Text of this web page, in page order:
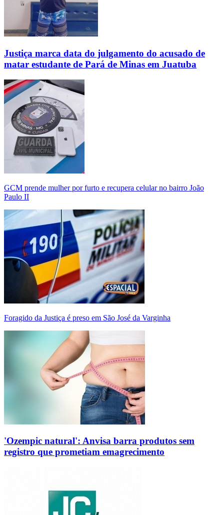
Justiça marca data do julgamento do acusado de
matar estudante de Pará de Minas em Juatuba
GCM prende mulher por furto e recupera celular no bairro João
Paulo II
Foragido da Justiça é preso em São José da Varginha
'Ozempic natural': Anvisa barra produtos sem
registro que prometiam emagrecimento